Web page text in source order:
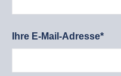
Ihre E-Mail-Adresse*